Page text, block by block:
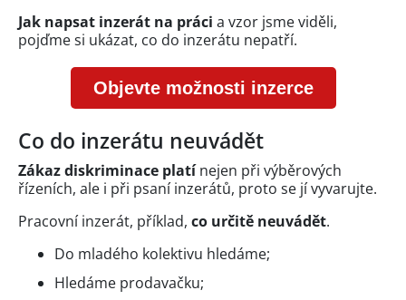
Jak napsat inzerát na práci a vzor jsme viděli,
pojďme si ukázat, co do inzerátu nepatří.
Objevte možnosti inzerce
Co do inzerátu neuvádět
Zákaz diskriminace platínejen při výběrových
řízeních, ale i při psaní inzerátů, proto se jí vyvarujte.
Pracovní inzerát, příklad, co určitě neuvádět.
Do mladého kolektivu hledáme;
Hledáme prodavačku;